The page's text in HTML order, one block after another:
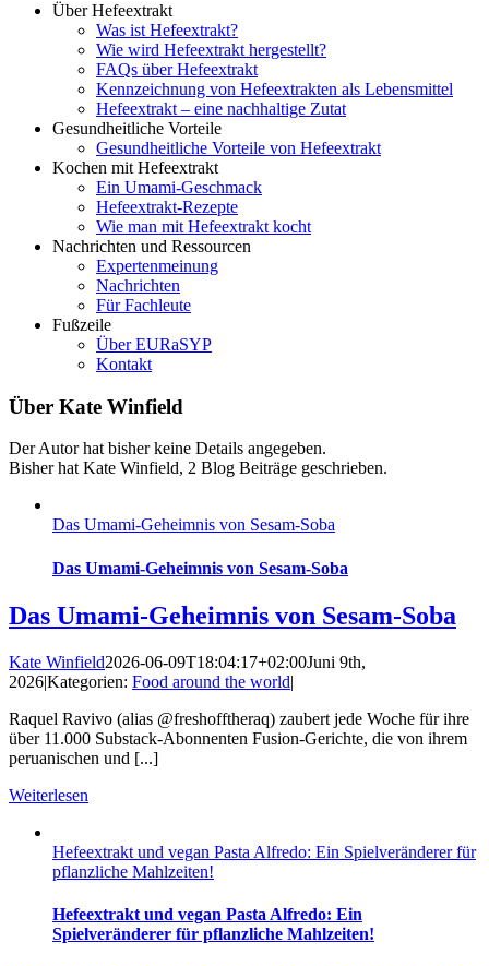
Über Hefeextrakt
Was ist Hefeextrakt?
Wie wird Hefeextrakt hergestellt?
FAQs über Hefeextrakt
Kennzeichnung von Hefeextrakten als Lebensmittel
Hefeextrakt – eine nachhaltige Zutat
Gesundheitliche Vorteile
Gesundheitliche Vorteile von Hefeextrakt
Kochen mit Hefeextrakt
Ein Umami-Geschmack
Hefeextrakt-Rezepte
Wie man mit Hefeextrakt kocht
Nachrichten und Ressourcen
Expertenmeinung
Nachrichten
Für Fachleute
Fußzeile
Über EURaSYP
Kontakt
Über Kate Winfield
Der Autor hat bisher keine Details angegeben.
Bisher hat Kate Winfield, 2 Blog Beiträge geschrieben.
Das Umami-Geheimnis von Sesam-Soba
Das Umami-Geheimnis von Sesam-Soba
Das Umami-Geheimnis von Sesam-Soba
Kate Winfield2026-06-09T18:04:17+02:00Juni 9th,
2026|Kategorien: Food around the world|
Raquel Ravivo (alias @freshofftheraq) zaubert jede Woche für ihre
über 11.000 Substack-Abonnenten Fusion-Gerichte, die von ihrem
peruanischen und [...]
Weiterlesen
Hefeextrakt und vegan Pasta Alfredo: Ein Spielveränderer für
pflanzliche Mahlzeiten!
Hefeextrakt und vegan Pasta Alfredo: Ein
Spielveränderer für pflanzliche Mahlzeiten!